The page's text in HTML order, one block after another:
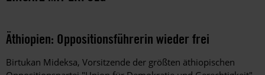
Äthiopien: Oppositionsführerin wieder frei
Birtukan Mideksa, Vorsitzende der größten äthiopischen